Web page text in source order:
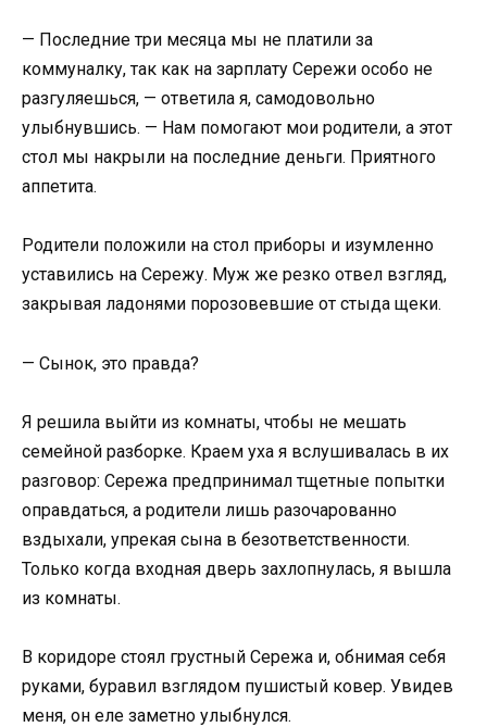
— Последние три месяца мы не платили за
коммуналку, так как на зарплату Сережи особо не
разгуляешься, — ответила я, самодовольно
улыбнувшись. — Нам помогают мои родители, а этот
стол мы накрыли на последние деньги. Приятного
аппетита.
Родители положили на стол приборы и изумленно
уставились на Сережу. Муж же резко отвел взгляд,
закрывая ладонями порозовевшие от стыда щеки.
— Сынок, это правда?
Я решила выйти из комнаты, чтобы не мешать
семейной разборке. Краем уха я вслушивалась в их
разговор: Сережа предпринимал тщетные попытки
оправдаться, а родители лишь разочарованно
вздыхали, упрекая сына в безответственности.
Только когда входная дверь захлопнулась, я вышла
из комнаты.
В коридоре стоял грустный Сережа и, обнимая себя
руками, буравил взглядом пушистый ковер. Увидев
меня, он еле заметно улыбнулся.